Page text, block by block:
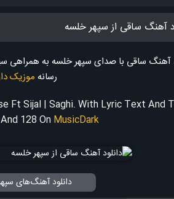
آهنگ ساقی از سپهر خلسه
آهنگ ساقی با صدای سپهر خلسه به همراهی
رسانه موزیک
Ft Sijal | Saghi. With Lyric Text And
128 On MusicDark
دانلود آهنگ‌های